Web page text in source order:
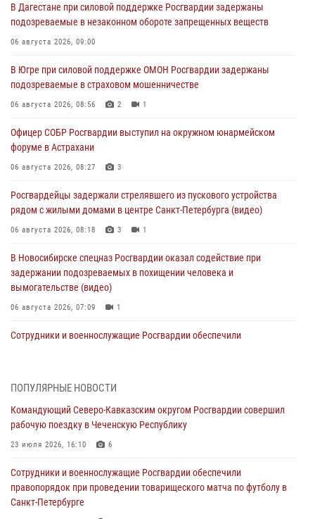
В Дагестане при силовой поддержке Росгвардии задержаны
подозреваемые в незаконном обороте запрещенных веществ
06 августа 2026, 09:00
В Югре при силовой поддержке ОМОН Росгвардии задержаны
подозреваемые в страховом мошенничестве
06 августа 2026, 08:56 2 1
Офицер СОБР Росгвардии выступил на окружном юнармейском
форуме в Астрахани
06 августа 2026, 08:27 3
Росгвардейцы задержали стрелявшего из пускового устройства
рядом с жилыми домами в центре Санкт-Петербурга (видео)
06 августа 2026, 08:18 3 1
В Новосибирске спецназ Росгвардии оказал содействие при
задержании подозреваемых в похищении человека и
вымогательстве (видео)
06 августа 2026, 07:09 1
Сотрудники и военнослужащие Росгвардии обеспечили
06 августа 2026, 07:03 3
В Грозном военнослужащие Росгвардии присоединились к
всероссийской донорской акции «От сердца к сердцу»
06 августа 2026, 06:30
В Бурятии и Приамурье росгвардейцы задержали подозреваемых в
незаконном обороте наркотиков
06 августа 2026, 06:15
ПОПУЛЯРНЫЕ НОВОСТИ
Командующий Северо-Кавказским округом Росгвардии совершил
рабочую поездку в Чеченскую Республику
23 июля 2026, 16:10 6
Сотрудники и военнослужащие Росгвардии обеспечили
правопорядок при проведении товарищеского матча по футболу в
Санкт-Петербурге